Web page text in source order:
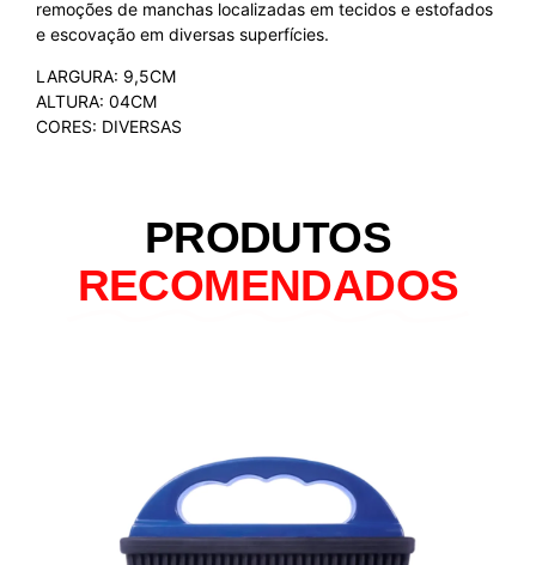
remoções de manchas localizadas em tecidos e estofados
e escovação em diversas superfícies.
LARGURA: 9,5CM
ALTURA: 04CM
CORES: DIVERSAS
PRODUTOS
RECOMENDADOS